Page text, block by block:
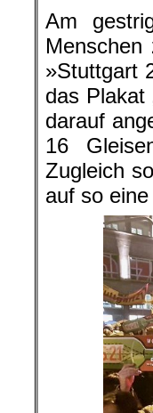
Am
»Stuttgart
das Plakat
darauf
16
Zugleich
auf so